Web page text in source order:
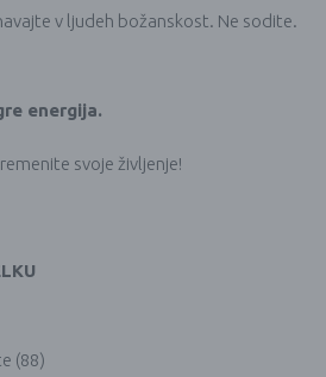
v ljudeh božanskost. Ne sodite.
energija.
svoje življenje!
(88)